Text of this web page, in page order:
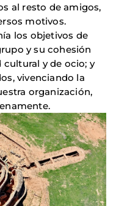
al resto de amigos,
motivos.
los objetivos de
y su cohesión
cultural y de ocio; y
vivenciando la
organización,